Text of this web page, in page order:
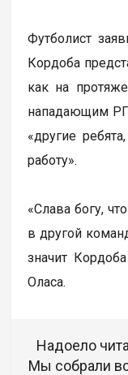
Футболист
Кордоба
как на
нападающим
«другие
работу».
«Слава богу,
в другой
значит
Оласа.
Надоело
Мы собрали